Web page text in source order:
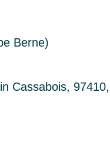
Berne)
Cassabois,